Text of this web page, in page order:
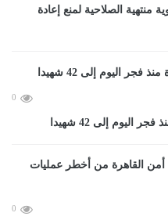
منتهية الصلاحية لمنع إعادة
0
إلى 42 شهيدا
0